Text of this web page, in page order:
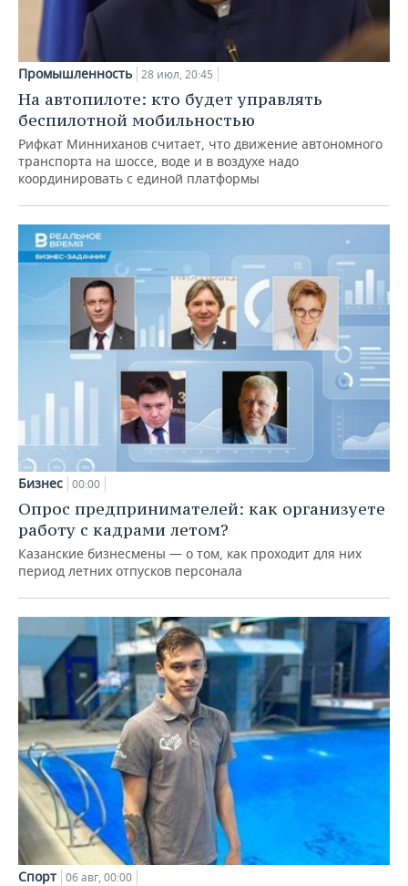
Промышленность 28 июл, 20:45
На автопилоте: кто будет управлять
беспилотной мобильностью
Рифкат Минниханов считает, что движение автономного
транспорта на шоссе, воде и в воздухе надо
координировать с единой платформы
Бизнес 00:00
Опрос предпринимателей: как организуете
работу с кадрами летом?
Казанские бизнесмены — о том, как проходит для них
период летних отпусков персонала
Спорт 06 авг, 00:00